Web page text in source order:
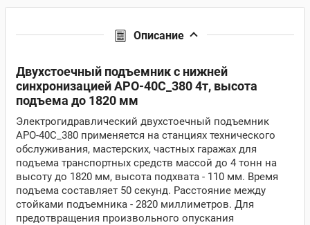
Описание
Двухстоечный подъемник c нижней
синхронизацией APO-40C_380 4т, высота
подъема до 1820 мм
Электрогидравлический двухстоечный подъемник
APO-40C_380 применяется на станциях технического
обслуживания, мастерских, частных гаражах для
подъема транспортных средств массой до 4 тонн на
высоту до 1820 мм, высота подхвата - 110 мм. Время
подъема составляет 50 секунд. Расстояние между
стойками подъемника - 2820 миллиметров. Для
предотвращения произвольного опускания